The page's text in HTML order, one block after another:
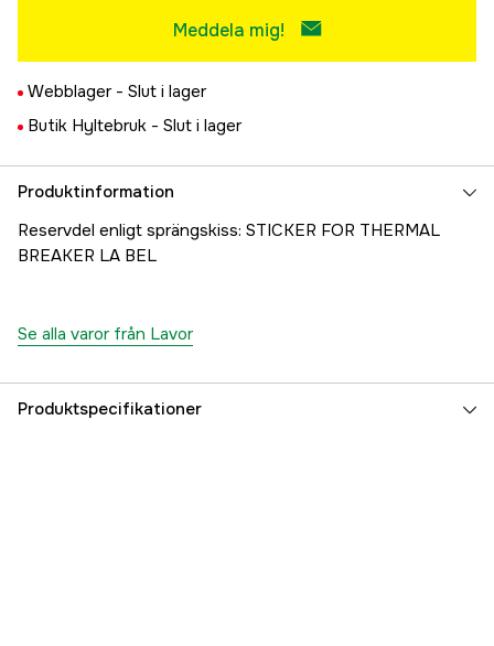
Meddela mig!
Webblager - Slut i lager
Butik Hyltebruk - Slut i lager
Produktinformation
Reservdel enligt sprängskiss: STICKER FOR THERMAL
BREAKER LA BEL
Se alla varor från Lavor
Produktspecifikationer